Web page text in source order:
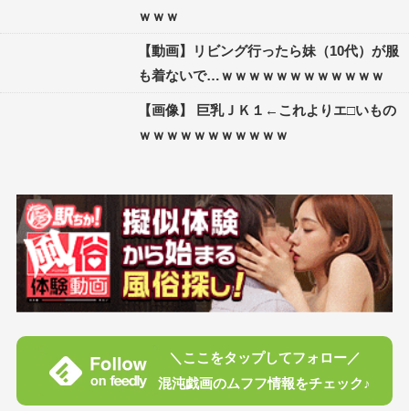
ｗｗｗ
【動画】リビング行ったら妹（10代）が服
も着ないで…ｗｗｗｗｗｗｗｗｗｗｗｗ
【画像】 巨乳ＪＫ１←これよりエ□いもの
ｗｗｗｗｗｗｗｗｗｗｗ
＼ここをタップしてフォロー／
混沌戯画のムフフ情報をチェック♪